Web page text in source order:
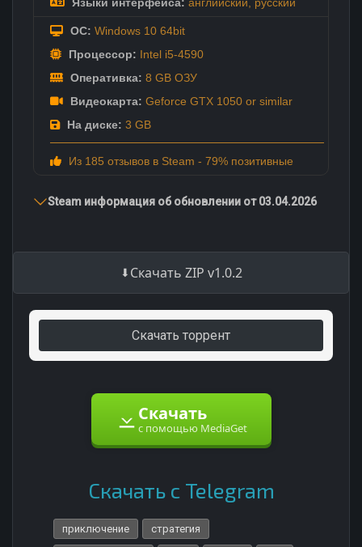
ОС: Windows 10 64bit
Процессор: Intel i5-4590
Оперативка: 8 GB ОЗУ
Видеокарта: Geforce GTX 1050 or similar
На диске: 3 GB
Из 185 отзывов в Steam - 79% позитивные
Steam информация об обновлении от 03.04.2026
Скачать ZIP v1.0.2
Скачать торрент
Скачать
с помощью MediaGet
Скачать с Telegram
приключение стратегия